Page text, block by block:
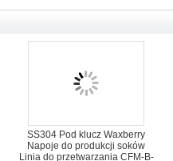
SS304 Pod klucz Waxberry
Napoje do produkcji soków
Linia do przetwarzania CFM-B-